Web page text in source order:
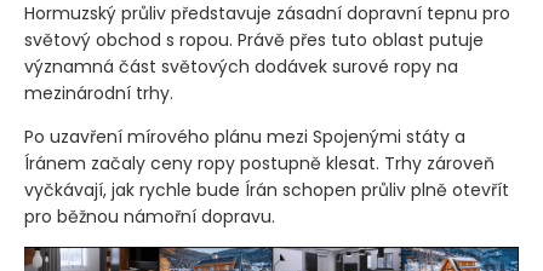
Hormuzský průliv představuje zásadní dopravní tepnu pro
světový obchod s ropou. Právě přes tuto oblast putuje
významná část světových dodávek surové ropy na
mezinárodní trhy.
Po uzavření mírového plánu mezi Spojenými státy a
Íránem začaly ceny ropy postupně klesat. Trhy zároveň
vyčkávají, jak rychle bude Írán schopen průliv plně otevřít
pro běžnou námořní dopravu.